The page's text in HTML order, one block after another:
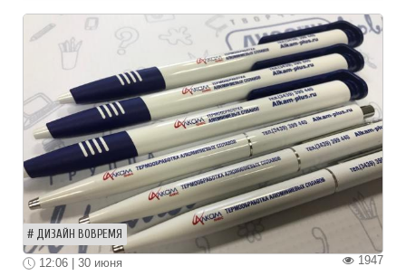
ДИЗАЙН ВОВРЕМЯ
1947
12:06 | 30 июня